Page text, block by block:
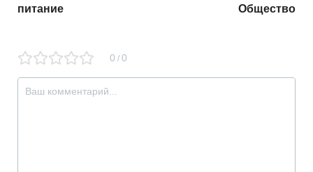
питание
Общество
0 / 0